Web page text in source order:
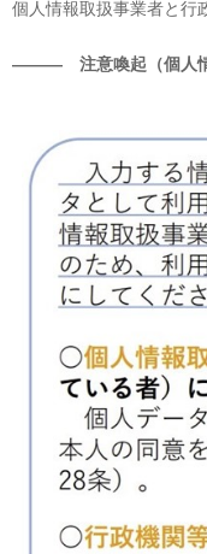
個人情報取扱事業者と行
――― 注意喚起（個人情